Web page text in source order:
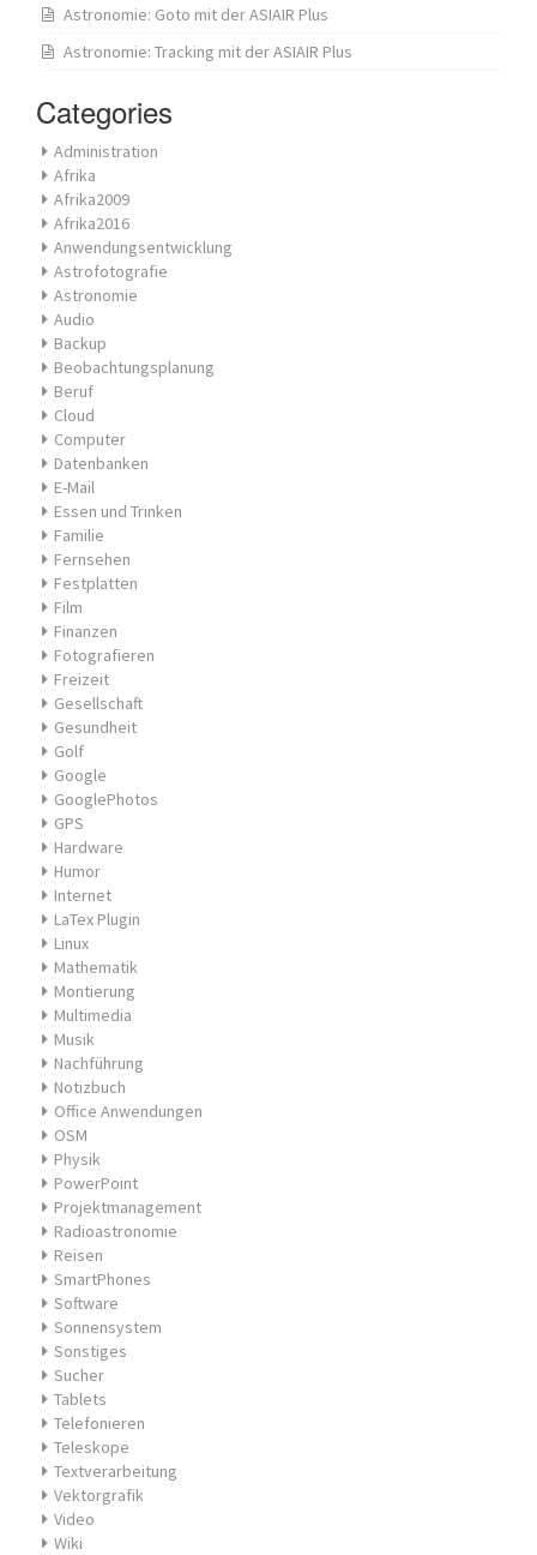
Astronomie: Goto mit der ASIAIR Plus
Astronomie: Tracking mit der ASIAIR Plus
Categories
Administration
Afrika
Afrika2009
Afrika2016
Anwendungsentwicklung
Astrofotografie
Astronomie
Audio
Backup
Beobachtungsplanung
Beruf
Cloud
Computer
Datenbanken
E-Mail
Essen und Trinken
Familie
Fernsehen
Festplatten
Film
Finanzen
Fotografieren
Freizeit
Gesellschaft
Gesundheit
Golf
Google
GooglePhotos
GPS
Hardware
Humor
Internet
LaTex Plugin
Linux
Mathematik
Montierung
Multimedia
Musik
Nachführung
Notizbuch
Office Anwendungen
OSM
Physik
PowerPoint
Projektmanagement
Radioastronomie
Reisen
SmartPhones
Software
Sonnensystem
Sonstiges
Sucher
Tablets
Telefonieren
Teleskope
Textverarbeitung
Vektorgrafik
Video
Wiki